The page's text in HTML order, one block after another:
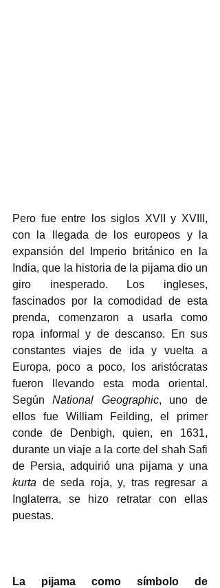
Pero fue entre los siglos XVII y XVIII,
con la llegada de los europeos y la
expansión del Imperio británico en la
India, que la historia de la pijama dio un
giro inesperado. Los ingleses,
fascinados por la comodidad de esta
prenda, comenzaron a usarla como
ropa informal y de descanso. En sus
constantes viajes de ida y vuelta a
Europa, poco a poco, los aristócratas
fueron llevando esta moda oriental.
Según National Geographic, uno de
ellos fue William Feilding, el primer
conde de Denbigh, quien, en 1631,
durante un viaje a la corte del shah Safi
kurta de seda roja, y, tras regresar a
Inglaterra, se hizo retratar con ellas
puestas.
La pijama como símbolo de